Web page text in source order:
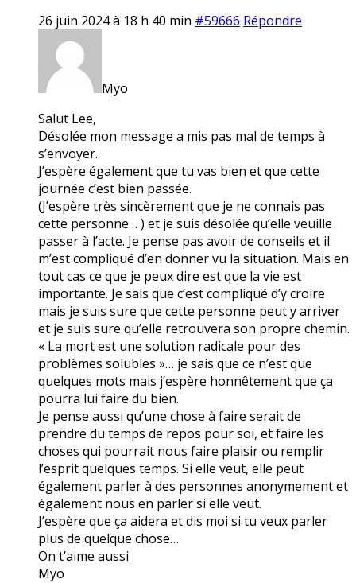
26 juin 2024 à 18 h 40 min #59666 Répondre
Myo
Salut Lee,
Désolée mon message a mis pas mal de temps à
s’envoyer.
J’espère également que tu vas bien et que cette
journée c’est bien passée.
(J’espère très sincèrement que je ne connais pas
cette personne… ) et je suis désolée qu’elle veuille
passer à l’acte. Je pense pas avoir de conseils et il
m’est compliqué d’en donner vu la situation. Mais en
tout cas ce que je peux dire est que la vie est
importante. Je sais que c’est compliqué d’y croire
mais je suis sure que cette personne peut y arriver
et je suis sure qu’elle retrouvera son propre chemin.
« La mort est une solution radicale pour des
problèmes solubles »… je sais que ce n’est que
quelques mots mais j’espère honnêtement que ça
pourra lui faire du bien.
Je pense aussi qu’une chose à faire serait de
prendre du temps de repos pour soi, et faire les
choses qui pourrait nous faire plaisir ou remplir
l’esprit quelques temps. Si elle veut, elle peut
également parler à des personnes anonymement et
également nous en parler si elle veut.
J’espère que ça aidera et dis moi si tu veux parler
plus de quelque chose…
On t’aime aussi
Myo